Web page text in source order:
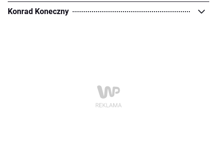
Konrad Koneczny